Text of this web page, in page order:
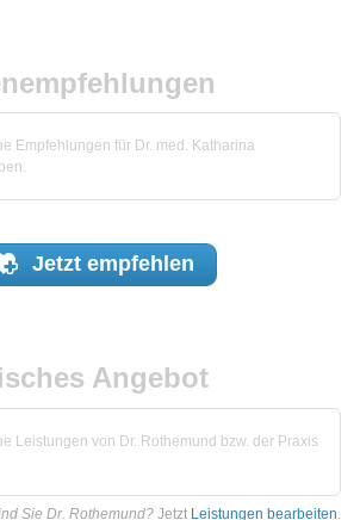
Empfehlungen für Dr. med. Katharina
Jetzt empfehlen
Angebot
Leistungen von Dr. Rothemund bzw. der Praxis
Sie Dr. Rothemund? Jetzt Leistungen bearbeiten.